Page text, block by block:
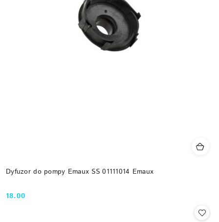
Dyfuzor do pompy Emaux SS 01111014 Emaux
Cena:
18.00